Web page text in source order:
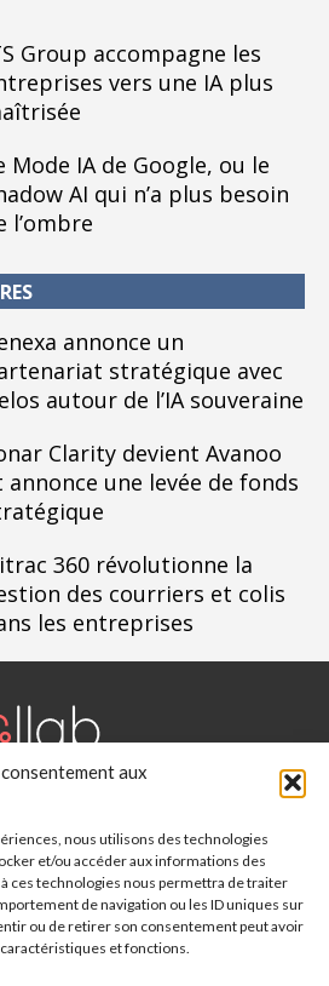
aux
nous utilisons des technologies
et/ou accéder aux informations des
ces technologies nous permettra de traiter
de navigation ou les ID uniques sur
ou de retirer son consentement peut avoir
et fonctions.
Group accompagne les
vers une IA plus
Mode IA de Google, ou le
AI qui n’a plus besoin
l’ombre
annonce un
stratégique avec
autour de l’IA souveraine
Clarity devient Avanoo
annonce une levée de fonds
360 révolutionne la
des courriers et colis
les entreprises
dédié aux outils collaboratifs, retrouvez
des livres blancs et les nominations
les informations sur les innovations
chose ?